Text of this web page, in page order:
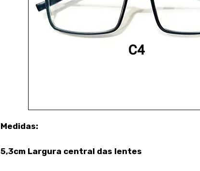
Medidas:
5,3cm Largura central das lentes